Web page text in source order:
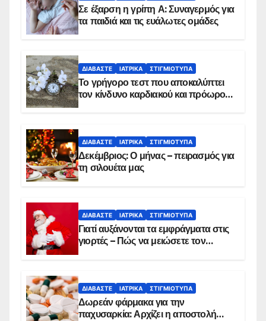
Σε έξαρση η γρίπη Α: Συναγερμός για
τα παιδιά και τις ευάλωτες ομάδες
ΔΙΑΒΆΣΤΕ ΙΑΤΡΙΚΆ ΣΤΙΓΜΙΌΤΥΠΑ
Το γρήγορο τεστ που αποκαλύπτει
τον κίνδυνο καρδιακού και πρόωρου
ΔΙΑΒΆΣΤΕ ΙΑΤΡΙΚΆ ΣΤΙΓΜΙΌΤΥΠΑ
Δεκέμβριος: Ο μήνας – πειρασμός για
τη σιλουέτα μας
ΔΙΑΒΆΣΤΕ ΙΑΤΡΙΚΆ ΣΤΙΓΜΙΌΤΥΠΑ
Γιατί αυξάνονται τα εμφράγματα στις
γιορτές – Πώς να μειώσετε τον
ΔΙΑΒΆΣΤΕ ΙΑΤΡΙΚΆ ΣΤΙΓΜΙΌΤΥΠΑ
Δωρεάν φάρμακα για την
παχυσαρκία: Αρχίζει η αποστολή